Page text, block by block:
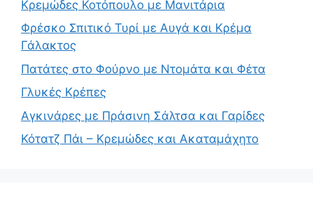
Κρεμώδες Κοτόπουλο με Μανιτάρια
Φρέσκο Σπιτικό Τυρί με Αυγά και Κρέμα
Γάλακτος
Πατάτες στο Φούρνο με Ντομάτα και Φέτα
Γλυκές Κρέπες
Αγκινάρες με Πράσινη Σάλτσα και Γαρίδες
Κότατζ Πάι – Κρεμώδες και Ακαταμάχητο